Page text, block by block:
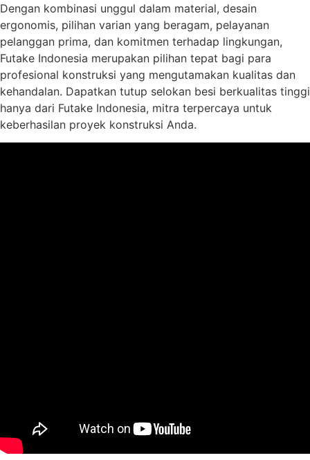
Dengan kombinasi unggul dalam material, desain
ergonomis, pilihan varian yang beragam, pelayanan
pelanggan prima, dan komitmen terhadap lingkungan,
Futake Indonesia merupakan pilihan tepat bagi para
profesional konstruksi yang mengutamakan kualitas dan
kehandalan. Dapatkan tutup selokan besi berkualitas tinggi
hanya dari Futake Indonesia, mitra terpercaya untuk
keberhasilan proyek konstruksi Anda.